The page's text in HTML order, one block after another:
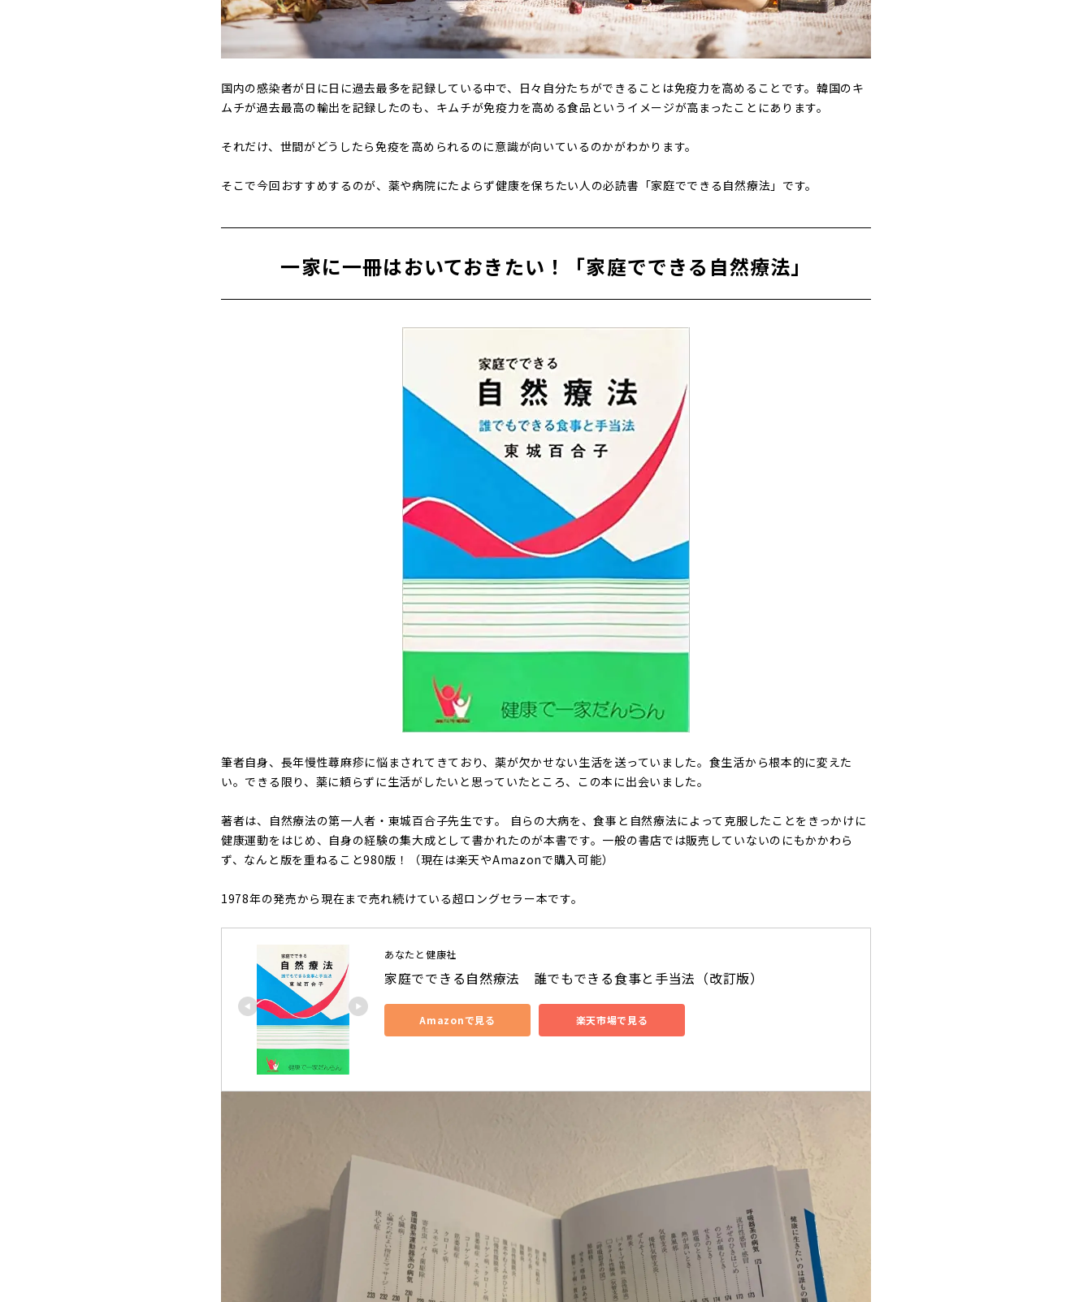
国内の感染者が日に日に過去最多を記録している中で、日々自分たちができることは免疫力を高めることです。韓国のキ
ムチが過去最高の輸出を記録したのも、キムチが免疫力を高める食品というイメージが高まったことにあります。
それだけ、世間がどうしたら免疫を高められるのに意識が向いているのかがわかります。
そこで今回おすすめするのが、薬や病院にたよらず健康を保ちたい人の必読書「家庭でできる自然療法」です。
一家に一冊はおいておきたい！「家庭でできる自然療法」
筆者自身、長年慢性蕁麻疹に悩まされてきており、薬が欠かせない生活を送っていました。食生活から根本的に変えた
い。できる限り、薬に頼らずに生活がしたいと思っていたところ、この本に出会いました。
著者は、自然療法の第一人者・東城百合子先生です。 自らの大病を、食事と自然療法によって克服したことをきっかけに
健康運動をはじめ、自身の経験の集大成として書かれたのが本書です。一般の書店では販売していないのにもかかわら
ず、なんと版を重ねること980版！（現在は楽天やAmazonで購入可能）
1978年の発売から現在まで売れ続けている超ロングセラー本です。
あなたと健康社
家庭でできる自然療法　誰でもできる食事と手当法（改訂版）
Amazonで見る 楽天市場で見る